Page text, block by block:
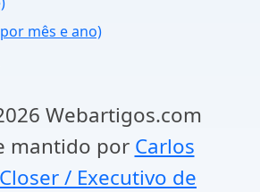
mês e ano)
Webartigos.com
mantido por Carlos
/ Executivo de